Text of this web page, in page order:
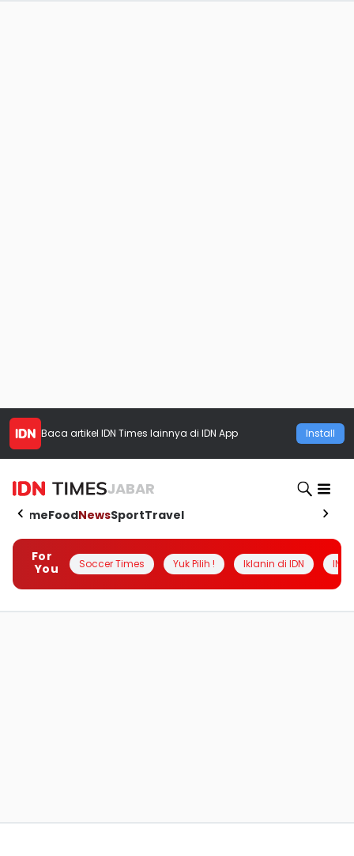
Baca artikel IDN Times lainnya di IDN App Install
JABAR
HomeFoodNewsSportTravel
For
You
Soccer Times Yuk Pilih ! Iklanin di IDN